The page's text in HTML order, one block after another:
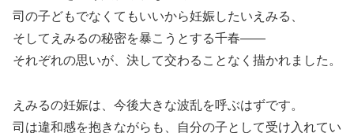
司の子どもでなくてもいいから妊娠したいえみる、
そしてえみるの秘密を暴こうとする千春——
それぞれの思いが、決して交わることなく描かれました。
えみるの妊娠は、今後大きな波乱を呼ぶはずです。
司は違和感を抱きながらも、自分の子として受け入れてい